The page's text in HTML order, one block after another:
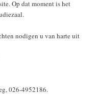
Op dat moment is het
nodigen u van harte uit
026-4952186.